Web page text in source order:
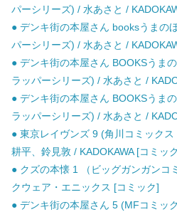
パーシリーズ) / 水あさと /
● デンキ街の本屋さん booksうまの
パーシリーズ) / 水あさと /
● デンキ街の本屋さん BOOKSうま
ラッパーシリーズ) / 水あさと /
● デンキ街の本屋さん BOOKSうま
ラッパーシリーズ) / 水あさと /
● 東京レイヴンズ 9 (角川コミック
耕平、鈴見敦 / KADOKAWA [コミッ
● クズの本懐 1 （ビッグガンガンコ
クウェア・エニックス [コミック]
● デンキ街の本屋さん 5 (MFコミッ